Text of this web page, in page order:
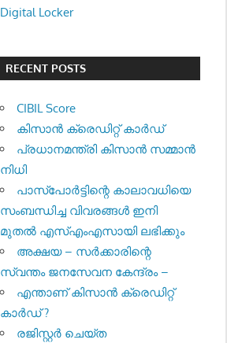
Digital Locker
RECENT POSTS
CIBIL Score
കിസാന്‍ ക്രെ‍ഡിറ്റ് കാര്‍ഡ്
പ്രധാനമന്ത്രി കിസാന്‍ സമ്മാന്‍
നിധി
പാസ്‌പോര്‍ട്ടിന്റെ കാലാവധിയെ
സംബന്ധിച്ച വിവരങ്ങള്‍ ഇനി
മുതല്‍ എസ്എംഎസായി ലഭിക്കും
അക്ഷയ – സർക്കാരിന്റെ
സ്വന്തം ജനസേവന കേന്ദ്രം –
എന്താണ് കിസാൻ ക്രെഡിറ്റ്
കാർഡ് ?
രജിസ്റ്റര്‍ ചെയ്ത